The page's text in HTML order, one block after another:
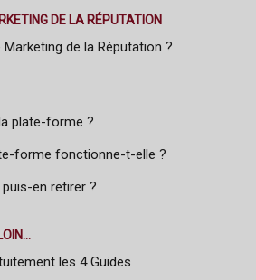
DE LA RÉPUTATION
de la Réputation ?
plate-forme ?
forme fonctionne-t-elle ?
en retirer ?
les 4 Guides